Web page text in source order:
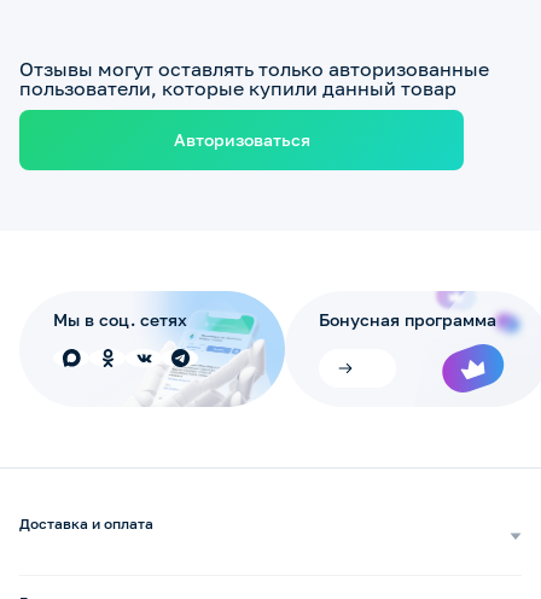
Отзывы могут оставлять только авторизованные
пользователи, которые купили данный товар
Авторизоваться
Мы в соц. сетях Бонусная программа
Доставка и оплата